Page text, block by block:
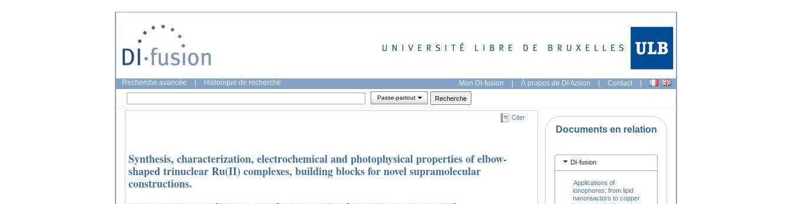
Recherche avancée Historique de recherche Mon DI-fusion | À propos de DI-fusion | Contact |
Passe-partout
Citer
Synthesis, characterization, electrochemical and photophysical properties of elbow-
shaped trinuclear Ru(II) complexes, building blocks for novel supramolecular
constructions.
Documents en relation
DI-fusion
Applications of
ionophores: from lipid
nanoreactors to copper